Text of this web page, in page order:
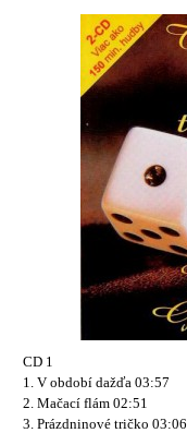
CD 1
1. V období dažďa 03:57
2. Mačací flám 02:51
3. Prázdninové tričko 03:06